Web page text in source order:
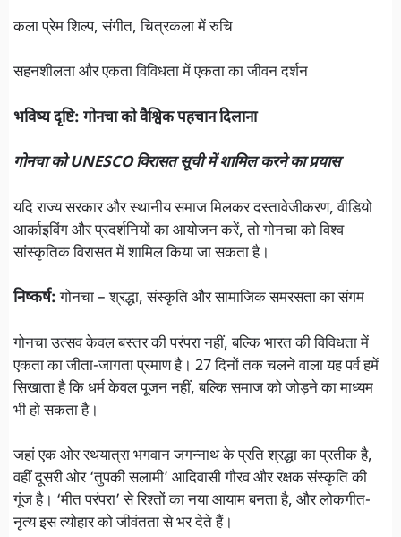
कला प्रेम शिल्प, संगीत, चित्रकला में रुचि
सहनशीलता और एकता विविधता में एकता का जीवन दर्शन
भविष्य दृष्टि: गोनचा को वैश्विक पहचान दिलाना
गोनचा को UNESCO विरासत सूची में शामिल करने का प्रयास
यदि राज्य सरकार और स्थानीय समाज मिलकर दस्तावेजीकरण, वीडियो
आर्काइविंग और प्रदर्शनियों का आयोजन करें, तो गोनचा को विश्व
सांस्कृतिक विरासत में शामिल किया जा सकता है।
निष्कर्ष:गोनचा – श्रद्धा, संस्कृति और सामाजिक समरसता का संगम
गोनचा उत्सव केवल बस्तर की परंपरा नहीं, बल्कि भारत की विविधता में
एकता का जीता-जागता प्रमाण है। 27 दिनों तक चलने वाला यह पर्व हमें
सिखाता है कि धर्म केवल पूजन नहीं, बल्कि समाज को जोड़ने का माध्यम
भी हो सकता है।
जहां एक ओर रथयात्रा भगवान जगन्नाथ के प्रति श्रद्धा का प्रतीक है,
वहीं दूसरी ओर ‘तुपकी सलामी’ आदिवासी गौरव और रक्षक संस्कृति की
गूंज है। ‘मीत परंपरा’ से रिश्तों का नया आयाम बनता है, और लोकगीत-
नृत्य इस त्योहार को जीवंतता से भर देते हैं।